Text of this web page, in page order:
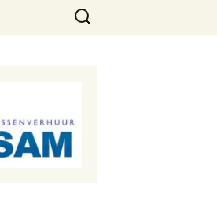
Zoeken
naar: